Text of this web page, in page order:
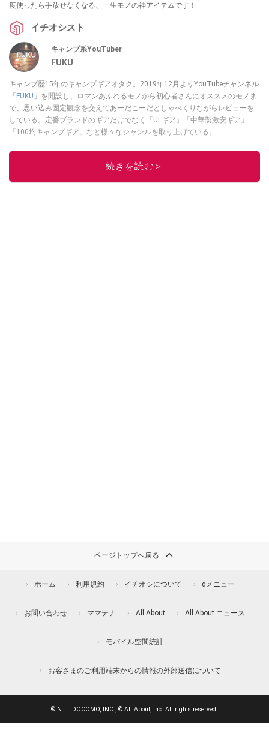
度使ったら手放せなくなる、一生モノの神アイテムです！
イチオシスト
キャンプ系YouTuber
FUKU
キャンプ歴15年のキャンプギアオタク。2019年12月よりYouTubeチャンネル
「FUKU 」を開設し、ロマンあふれるモノから初心者さんにオススメのモノま
で、思い込み固定観念を交えてあーだこーだとしゃべくりながらレビューを
している。定番ブランドのギアだけでなく「ULギア」「中華製激安ギア」
「100均キャンプギア」など様々なジャンルを取り上げている。
このイチオシストの他の記事を読む
続きを読む＞
ページトップへ戻る
ホーム 利用規約 イチオシについて dメニュー
お問い合わせ ママテナ All About All About ニュース
モバイル空間統計
お客さまのご利用端末からの情報の外部送信について
© NTT DOCOMO, INC., © All About, Inc. All rights reserved.